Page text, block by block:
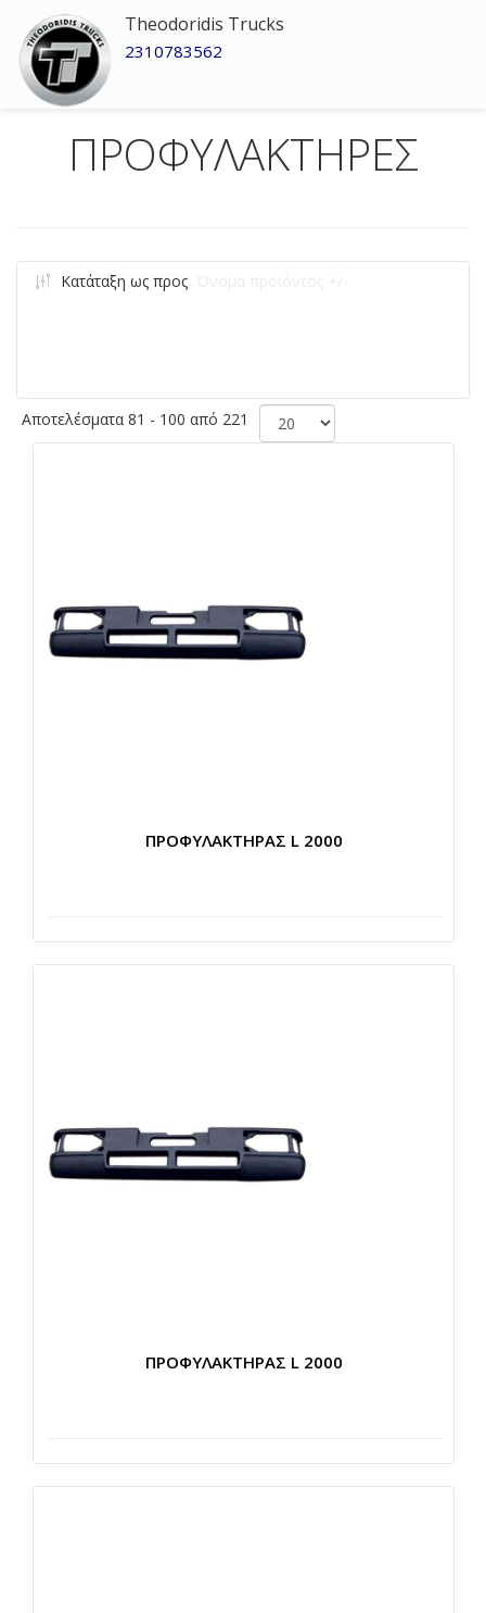
Theodoridis Trucks
2310783562
ΠΡΟΦΥΛΑΚΤΗΡΕΣ
Κατάταξη ως προς
Αποτελέσματα 81 - 100 από 221
ΠΡΟΦΥΛΑΚΤΗΡΑΣ L 2000
ΠΡΟΦΥΛΑΚΤΗΡΑΣ L 2000